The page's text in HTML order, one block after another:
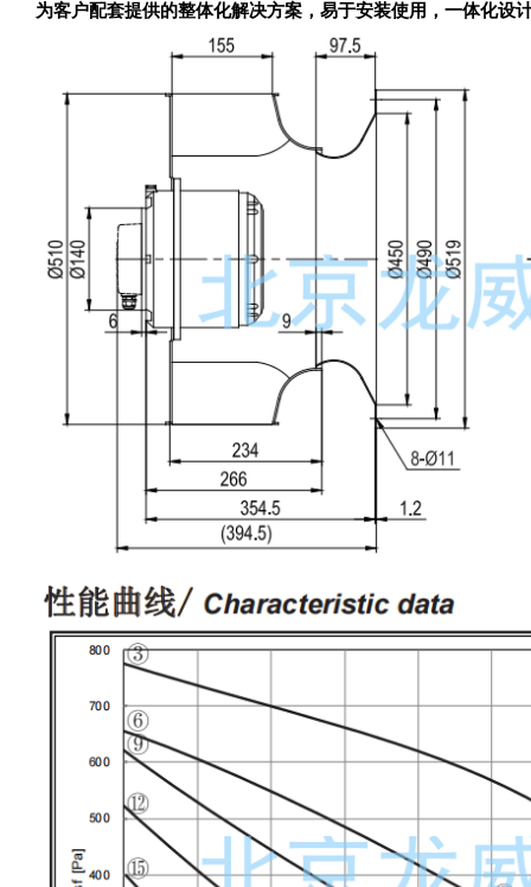
为客户配套提供的整体化解决方案，易于安装使用，一体化设